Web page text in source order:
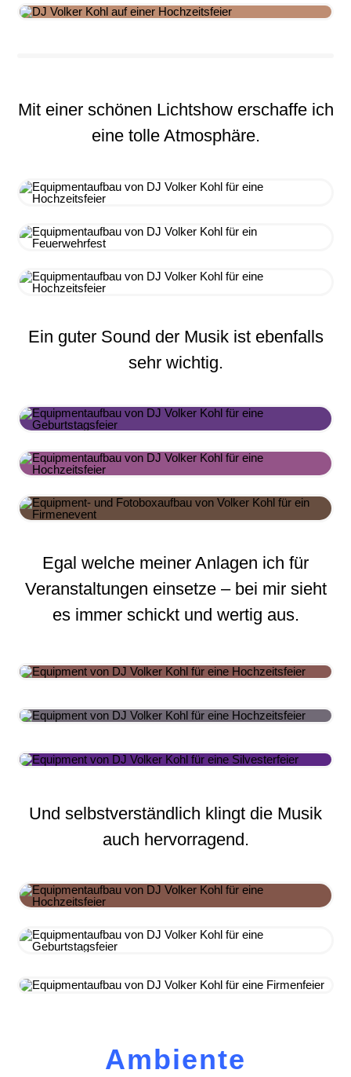
Mit einer schönen Lichtshow erschaffe ich
eine tolle Atmosphäre.
Ein guter Sound der Musik ist ebenfalls
sehr wichtig.
Egal welche meiner Anlagen ich für
Veranstaltungen einsetze – bei mir sieht
es immer schickt und wertig aus.
Und selbstverständlich klingt die Musik
auch hervorragend.
Ambiente